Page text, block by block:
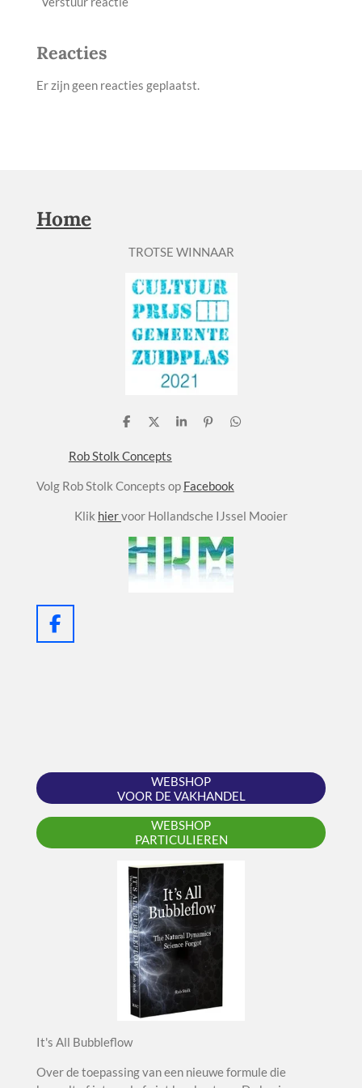
Reacties
Er zijn geen reacties geplaatst.
Home
TROTSE WINNAAR
D
l
e
D
l
S
P
n
D
Rob Stolk Concepts
Volg Rob Stolk Concepts op Facebook
Klik hiervoor Hollandsche IJssel Mooier
F
WEBSHOP
VOOR DE VAKHANDEL
WEBSHOP
PARTICULIEREN
It's All Bubbleflow
Over de toepassing van een nieuwe formule die